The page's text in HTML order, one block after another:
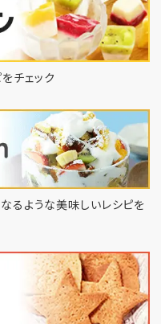
チェック
るような美味しいレシピを